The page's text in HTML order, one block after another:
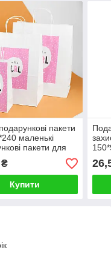
пакети
маленькі
пакети для
Крафт Пакети на
Купити
під